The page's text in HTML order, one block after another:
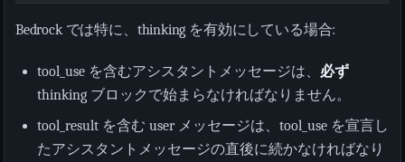
Bedrock では特に、thinking を有効にしている場合:
tool_use を含むアシスタントメッセージは、 必ず
thinking ブロックで始まらなければなりません。
tool_result を含む user メッセージは、tool_use を宣言し
たアシスタントメッセージの直後に続かなければなり